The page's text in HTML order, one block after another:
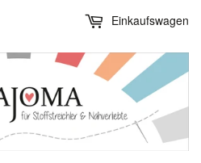
Einkaufswagen